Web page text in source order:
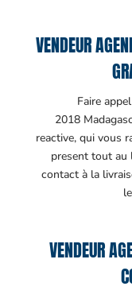
VENDEUR
Faire
2018
reactive, qui vous
present tout au
contact à la
VENDEUR